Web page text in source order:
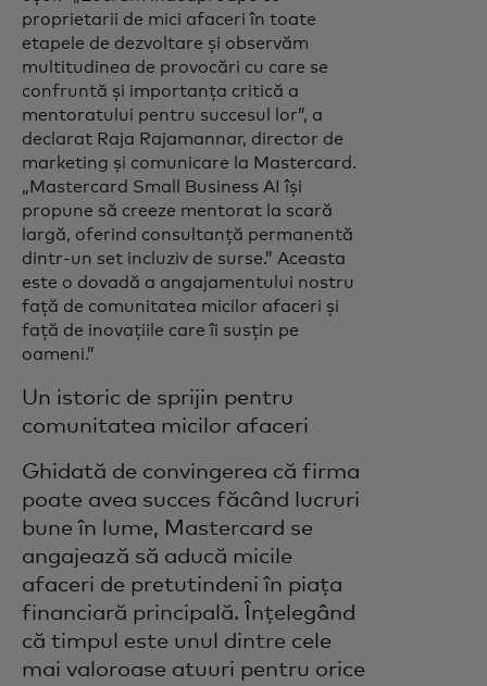
proprietarii de mici afaceri în toate
etapele de dezvoltare și observăm
multitudinea de provocări cu care se
confruntă și importanța critică a
mentoratului pentru succesul lor”, a
declarat Raja Rajamannar, director de
marketing și comunicare la Mastercard.
„Mastercard Small Business AI își
propune să creeze mentorat la scară
largă, oferind consultanță permanentă
dintr-un set incluziv de surse.” Aceasta
este o dovadă a angajamentului nostru
față de comunitatea micilor afaceri și
față de inovațiile care îi susțin pe
oameni.”
Un istoric de sprijin pentru
comunitatea micilor afaceri
Ghidată de convingerea că firma
poate avea succes făcând lucruri
bune în lume, Mastercard se
angajează să aducă micile
afaceri de pretutindeni în piața
financiară principală. Înțelegând
că timpul este unul dintre cele
mai valoroase atuuri pentru orice